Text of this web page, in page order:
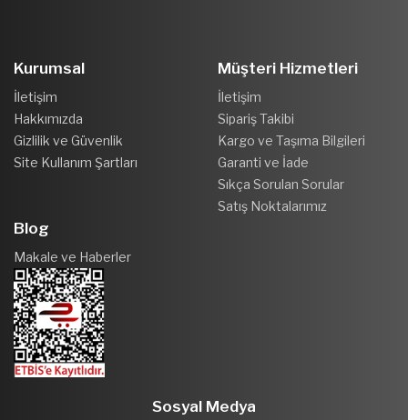
Kurumsal
İletişim
Hakkımızda
Gizlilik ve Güvenlik
Site Kullanım Şartları
Müşteri Hizmetleri
İletişim
Sipariş Takibi
Kargo ve Taşıma Bilgileri
Garanti ve İade
Sıkça Sorulan Sorular
Satış Noktalarımız
Blog
Makale ve Haberler
Sosyal Medya